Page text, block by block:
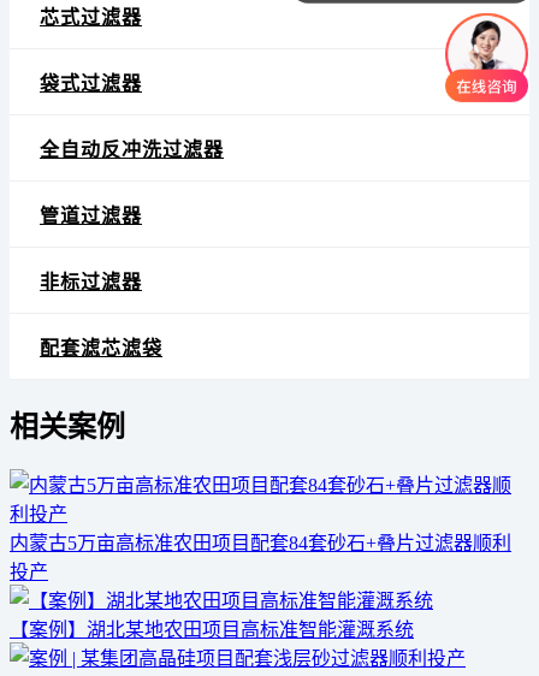
芯式过滤器
袋式过滤器
全自动反冲洗过滤器
管道过滤器
非标过滤器
配套滤芯滤袋
相关案例
内蒙古5万亩高标准农田项目配套84套砂石+叠片过滤器顺利
投产
【案例】湖北某地农田项目高标准智能灌溉系统
你们是怎么收费的呢